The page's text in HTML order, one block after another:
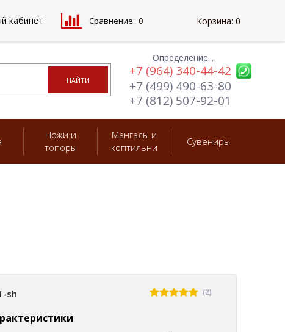
Определение...
+7 (964) 340-44-42
+7 (499) 490-63-80
+7 (812) 507-92-01
Ножи и
топоры
Мангалы и
коптильни
Сувениры
sh (2)
кабинет Сравнение: 0 Корзина: 0